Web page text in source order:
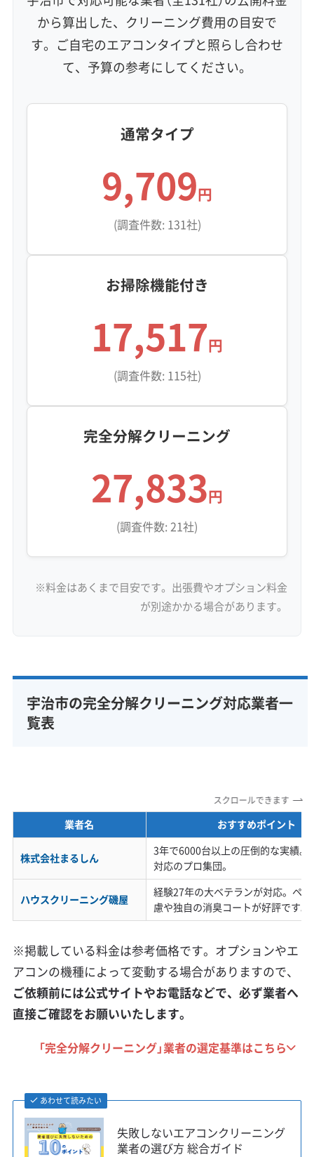
から算出した、クリーニング費用の目安で
す。ご自宅のエアコンタイプと照らし合わせ
て、予算の参考にしてください。
通常タイプ
9,709円
(調査件数: 131社)
お掃除機能付き
17,517円
(調査件数: 115社)
完全分解クリーニング
27,833円
(調査件数: 21社)
※料金はあくまで目安です。出張費やオプション料金
が別途かかる場合があります。
宇治市の完全分解クリーニング対応業者一
覧表
スクロールできます
業者名 おすすめポイント
株式会社まるしん
3年で6000台以上の圧倒的な実績。
対応のプロ集団。
ハウスクリーニング磯屋
経験27年の大ベテランが対応。ペ
慮や独自の消臭コートが好評です。
※掲載している料金は参考価格です。オプションやエ
アコンの機種によって変動する場合がありますので、
ご依頼前には公式サイトやお電話などで、必ず業者へ
直接ご確認をお願いいたします。
「完全分解クリーニング」業者の選定基準はこちら
あわせて読みたい
失敗しないエアコンクリーニング
業者の選び方 総合ガイド